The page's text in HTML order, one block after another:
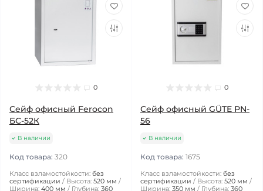
0
Сейф офисный Ferocon
БС-52К
В наличии
Код товара: 320
Класс взламостойкости: без
сертификации
Высота: 520 мм
Ширина: 400 мм Глубина: 360
0
Сейф офисный GÜTE PN-
56
В наличии
Код товара: 1675
Класс взламостойкости: без
сертификации
Высота: 520 мм
Ширина: 350 мм Глубина: 360